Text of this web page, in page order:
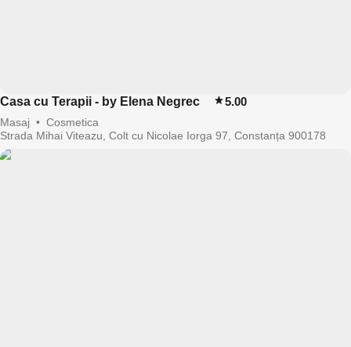
Casa cu Terapii - by Elena Negrec 5.00
Masaj • Cosmetica
Strada Mihai Viteazu, Colt cu Nicolae Iorga 97, Constanța 900178